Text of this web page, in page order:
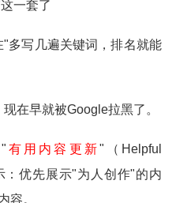
一套了
多写几遍关键词，排名就能
在早就被Google拉黑了。
有用内容更新"（Helpful
：优先展示"为人创作"的内
容。